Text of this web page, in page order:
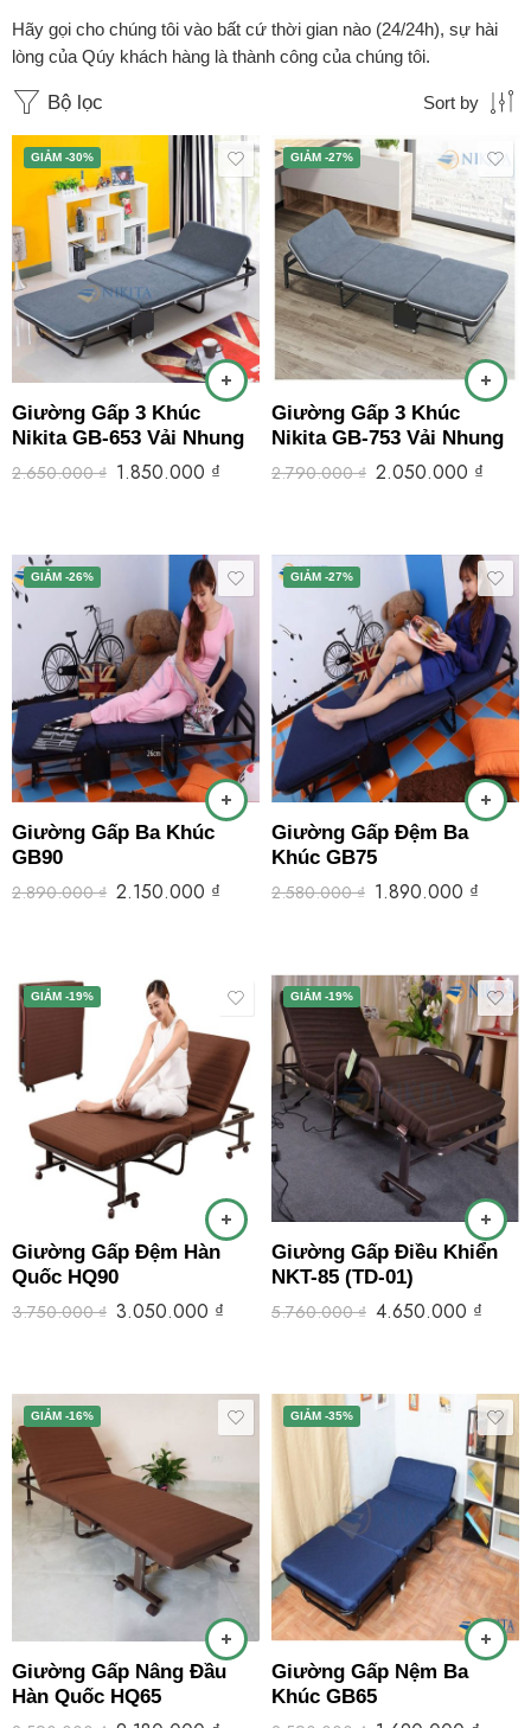
Hãy gọi cho chúng tôi vào bất cứ thời gian nào (24/24h), sự hài
lòng của Qúy khách hàng là thành công của chúng tôi.
Bộ lọc Sort by
GIẢM -30%
Giường Gấp 3 Khúc
Nikita GB-653 Vải Nhung
2.650.000₫ 1.850.000 ₫
GIẢM -27%
Giường Gấp 3 Khúc
Nikita GB-753 Vải Nhung
2.790.000₫ 2.050.000 ₫
GIẢM -26%
Giường Gấp Ba Khúc
GB90
2.890.000₫ 2.150.000 ₫
GIẢM -27%
Giường Gấp Đệm Ba
Khúc GB75
2.580.000₫ 1.890.000 ₫
GIẢM -19%
Giường Gấp Đệm Hàn
Quốc HQ90
3.750.000₫ 3.050.000 ₫
GIẢM -19%
Giường Gấp Điều Khiển
NKT-85 (TD-01)
5.760.000₫ 4.650.000 ₫
GIẢM -16%
Giường Gấp Nâng Đầu
Hàn Quốc HQ65
GIẢM -35%
Giường Gấp Nệm Ba
Khúc GB65